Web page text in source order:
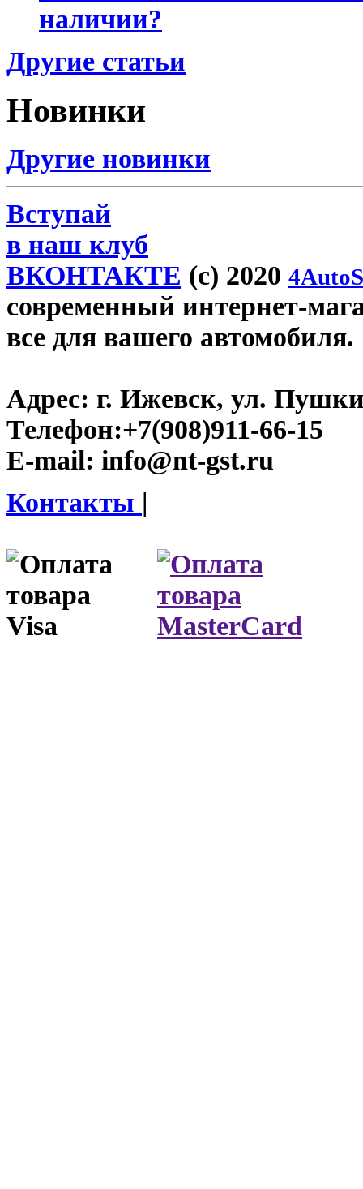
наличии?
Другие статьи
Новинки
Другие новинки
Вступай
в наш клуб
ВКОНТАКТЕ (c) 2020
современный интернет-
все для вашего автомобиля.
Адрес: г. Ижевск, ул.
Телефон:+7(908)911-66-15
E-mail: info@nt-gst.ru
Контакты |